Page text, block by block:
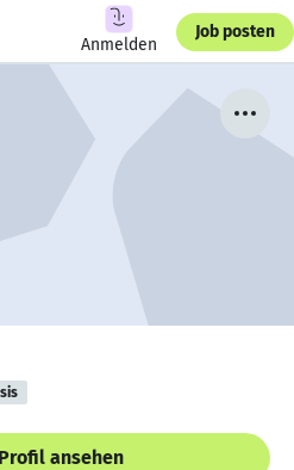
Anmelden
Job posten
ansehen